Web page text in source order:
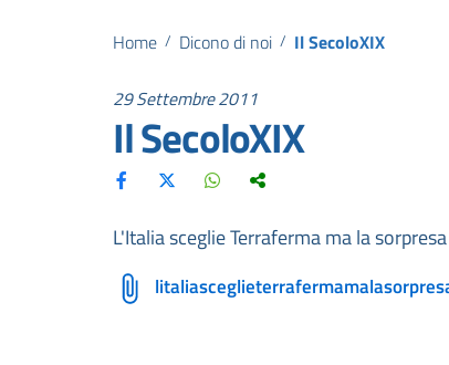
Home / Dicono di noi / Il SecoloXIX
29 Settembre 2011
Il SecoloXIX
L'Italia sceglie Terraferma ma la